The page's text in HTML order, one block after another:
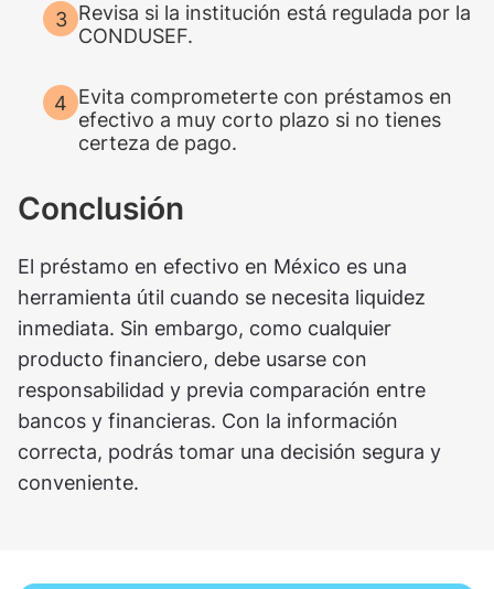
Revisa si la institución está regulada por la
CONDUSEF.
Evita comprometerte con préstamos en
efectivo a muy corto plazo si no tienes
certeza de pago.
Conclusión
El préstamo en efectivo en México es una
herramienta útil cuando se necesita liquidez
inmediata. Sin embargo, como cualquier
producto financiero, debe usarse con
responsabilidad y previa comparación entre
bancos y financieras. Con la información
correcta, podrás tomar una decisión segura y
conveniente.